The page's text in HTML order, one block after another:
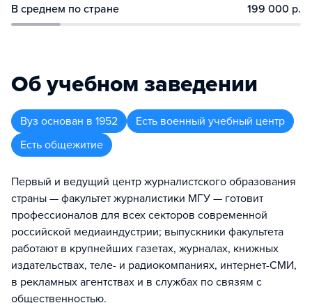
В среднем по стране 199 000 р.
Об учебном заведении
Вуз основан в 1952
Есть военный учебный центр
Есть общежитие
Первый и ведущий центр журналистского образования
страны — факультет журналистики МГУ — готовит
профессионалов для всех секторов современной
российской медиаиндустрии; выпускники факультета
работают в крупнейших газетах, журналах, книжных
издательствах, теле- и радиокомпаниях, интернет-СМИ,
в рекламных агентствах и в службах по связям с
общественностью.